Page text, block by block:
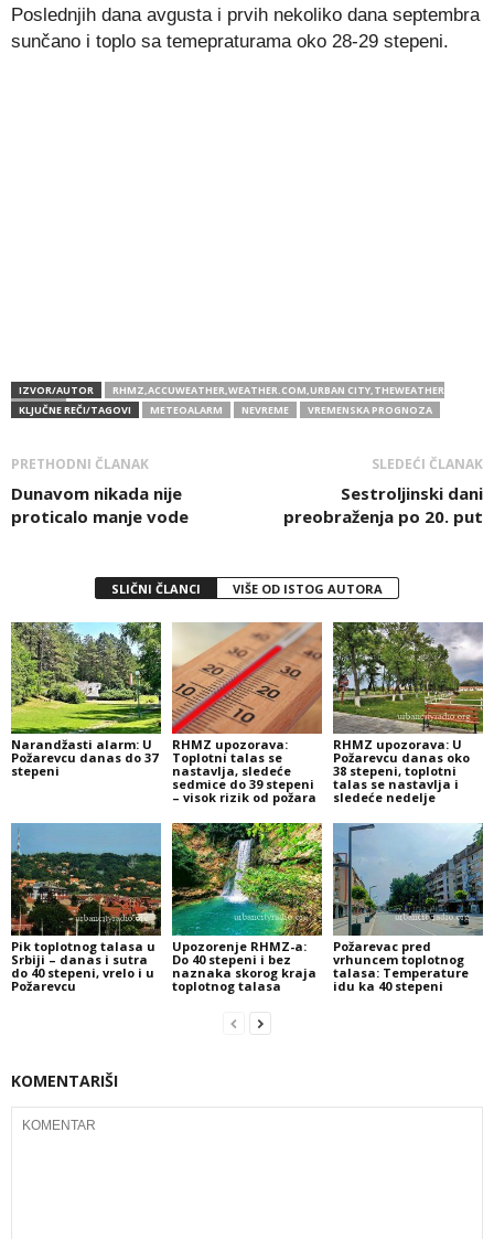
Poslednjih dana avgusta i prvih nekoliko dana septembra
sunčano i toplo sa temepraturama oko 28-29 stepeni.
IZVOR/AUTOR
RHMZ,ACCUWEATHER,WEATHER.COM,URBAN CITY,THEWEATHER
CHANNEL
KLJUČNE REČI/TAGOVI METEOALARM NEVREME VREMENSKA PROGNOZA
PRETHODNI ČLANAK
Dunavom nikada nije
proticalo manje vode
SLEDEĆI ČLANAK
Sestroljinski dani
preobraženja po 20. put
SLIČNI ČLANCI VIŠE OD ISTOG AUTORA
Narandžasti alarm: U
Požarevcu danas do 37
stepeni
RHMZ upozorava:
Toplotni talas se
nastavlja, sledeće
sedmice do 39 stepeni
– visok rizik od požara
RHMZ upozorava: U
Požarevcu danas oko
38 stepeni, toplotni
talas se nastavlja i
sledeće nedelje
Pik toplotnog talasa u
Srbiji – danas i sutra
do 40 stepeni, vrelo i u
Požarevcu
Upozorenje RHMZ-a:
Do 40 stepeni i bez
naznaka skorog kraja
toplotnog talasa
Požarevac pred
vrhuncem toplotnog
talasa: Temperature
idu ka 40 stepeni
KOMENTARIŠI